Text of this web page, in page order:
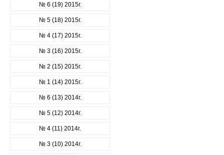
№ 6 (19) 2015г.
№ 5 (18) 2015г.
№ 4 (17) 2015г.
№ 3 (16) 2015г.
№ 2 (15) 2015г.
№ 1 (14) 2015г.
№ 6 (13) 2014г.
№ 5 (12) 2014г.
№ 4 (11) 2014г.
№ 3 (10) 2014г.